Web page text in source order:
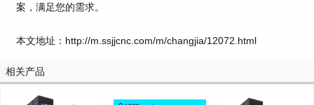
案，满足您的需求。
本文地址：http://m.ssjjcnc.com/m/changjia/12072.html
相关产品